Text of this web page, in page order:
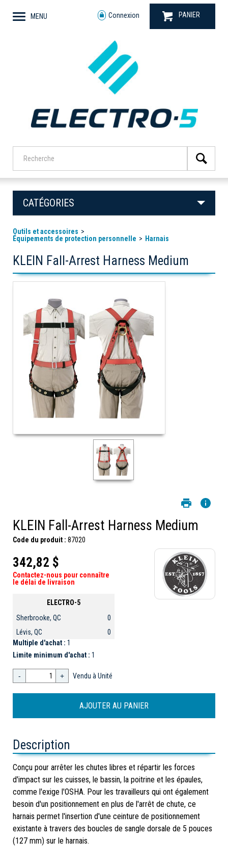
MENU Connexion PANIER
CATÉGORIES
Outils et accessoires
Équipements de protection personnelle
Harnais
KLEIN Fall-Arrest Harness Medium
KLEIN Fall-Arrest Harness Medium
Code du produit : 87020
342,82 $
Contactez-nous pour connaître
le délai de livraison
ELECTRO-5
Sherbrooke, QC
0
Lévis, QC
0
Multiple d'achat : 1
Limite minimum d'achat : 1
- + Vendu à Unité
Description
Conçu pour arrêter les chutes libres et répartir les forces
d'impact sur les cuisses, le bassin, la poitrine et les épaules,
comme l'exige l'OSHA. Pour les travailleurs qui ont également
besoin d'un positionnement en plus de l'arrêt de chute, ce
harnais permet l'insertion d'une ceinture de positionnement
existante à travers des boucles de sangle dorsale de 5 pouces
(127 mm) sur le harnais.